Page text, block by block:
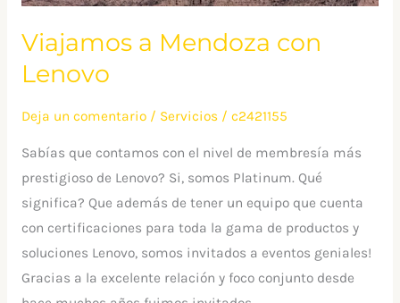
Viajamos a Mendoza con
Lenovo
Deja un comentario / Servicios/ c2421155
Sabías que contamos con el nivel de membresía más
prestigioso de Lenovo? Si, somos Platinum. Qué
significa? Que además de tener un equipo que cuenta
con certificaciones para toda la gama de productos y
soluciones Lenovo, somos invitados a eventos geniales!
Gracias a la excelente relación y foco conjunto desde